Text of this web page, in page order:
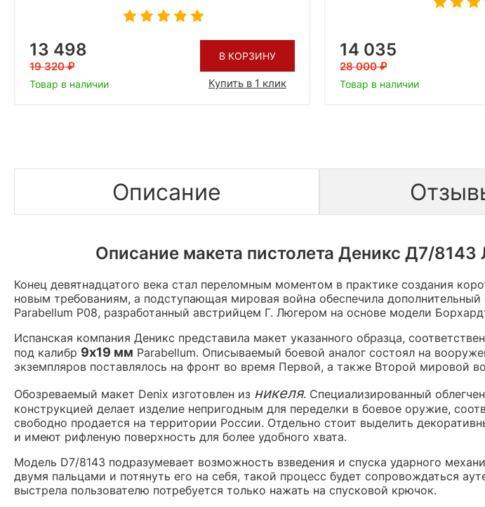
13 498
19 320
Товар в наличии
В КОРЗИНУ
Купить в 1 клик
14 035
28 000
Товар в наличии
Описание
Описание макета пистолета Деникс Д7/
Конец девятнадцатого века стал переломным моментом в практике создания
новым требованиям, а подступающая мировая война обеспечила
Parabellum P08, разработанный австрийцем Г. Люгером на основе модели
Испанская компания Деникс представила макет указанного образца,
под калибр 9х19 мм Parabellum. Описываемый боевой аналог состоял на
экземпляров поставлялось на фронт во время Первой, а также Второй мировой
Обозреваемый макет Denix изготовлен из никеля. Специализированный
конструкцией делает изделие непригодным для переделки в боевое оружие,
свободно продается на территории России. Отдельно стоит выделить
и имеют рифленую поверхность для более удобного хвата.
Модель D7/8143 подразумевает возможность взведения и спуска ударного
двумя пальцами и потянуть его на себя, такой процесс будет сопровождаться
выстрела пользователю потребуется только нажать на спусковой крючок.